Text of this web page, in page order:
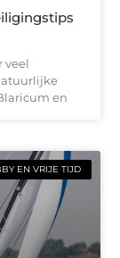
veel
en
EN VRIJE TIJD